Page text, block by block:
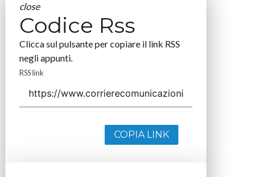
close
Codice Rss
Clicca sul pulsante per copiare il link RSS
negli appunti.
RSS link
COPIA LINK